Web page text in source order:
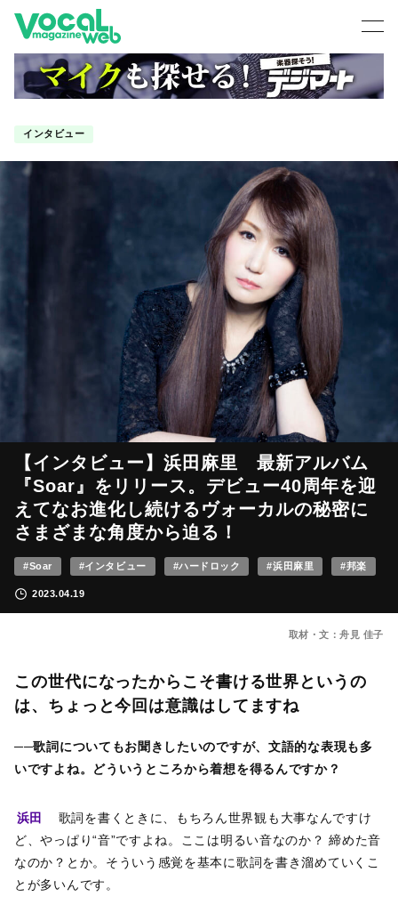
インタビュー
【インタビュー】浜田麻里 最新アルバム
『Soar』をリリース。デビュー40周年を迎
えてなお進化し続けるヴォーカルの秘密に
さまざまな角度から迫る！
#Soar #インタビュー #ハードロック #浜田麻里 #邦楽
2023.04.19
取材・文：舟見 佳子
この世代になったからこそ書ける世界というの
は、ちょっと今回は意識はしてますね
──歌詞についてもお聞きしたいのですが、文語的な表現も多
いですよね。どういうところから着想を得るんですか？
浜田
歌詞を書くときに、もちろん世界観も大事なんですけ
ど、やっぱり“音”ですよね。ここは明るい音なのか？ 締めた音
なのか？とか。そういう感覚を基本に歌詞を書き溜めていくこ
とが多いんです。